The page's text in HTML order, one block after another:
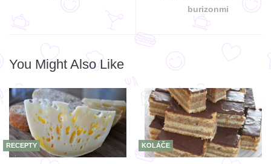
burizonmi
You Might Also Like
RECEPTY KOLÁČE